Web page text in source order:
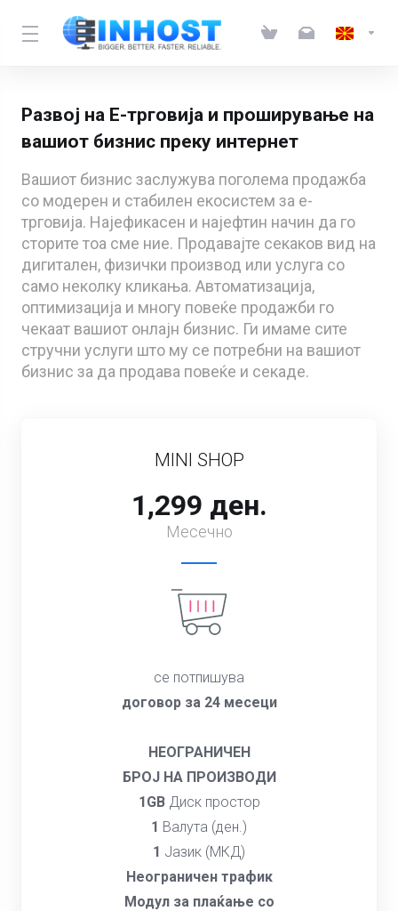
Развој на Е-трговија и проширување на
вашиот бизнис преку интернет
Вашиот бизнис заслужува поголема продажба
со модерен и стабилен екосистем за е-
трговија. Најефикасен и најефтин начин да го
сторите тоа сме ние. Продавајте секаков вид на
дигитален, физички производ или услуга со
само неколку кликања. Автоматизација,
оптимизација и многу повеќе продажби го
чекаат вашиот онлајн бизнис. Ги имаме сите
стручни услуги што му се потребни на вашиот
бизнис за да продава повеќе и секаде.
MINI SHOP
1,299 ден.
Месечно
се потпишува
договор за 24 месеци
НЕОГРАНИЧЕН
БРОЈ НА ПРОИЗВОДИ
1GBДиск простор
1 Валута (ден.)
1 Јазик (МКД)
Неограничен трафик
Модул за плаќање со